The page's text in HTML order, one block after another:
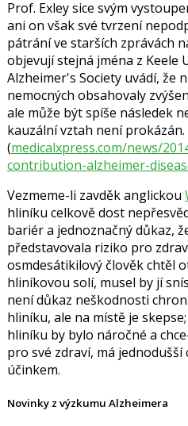
Prof. Exley sice svým
ani on však své tvrzení
pátrání ve starších zprávách
objevují stejná jména z Keele
Alzheimer's Society uvádí, že
nemocných obsahovaly
ale může být spíše následek
kauzální vztah není prokázán.
(medicalxpress.com/news/
contribution-alzheimer-
Vezmeme-li zavděk anglickou
hliníku celkově dost
bariér a jednoznačný důkaz,
představovala riziko pro
osmdesátikilový člověk chtěl
hliníkovou solí, musel by jí
není důkaz neškodnosti
hliníku, ale na místě je
hliníku by bylo náročné a
pro své zdraví, má
účinkem.
Novinky z výzkumu Alzheimera